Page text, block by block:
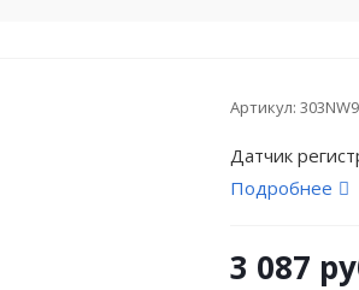
Артикул:
Датчик
Подробнее
3 087